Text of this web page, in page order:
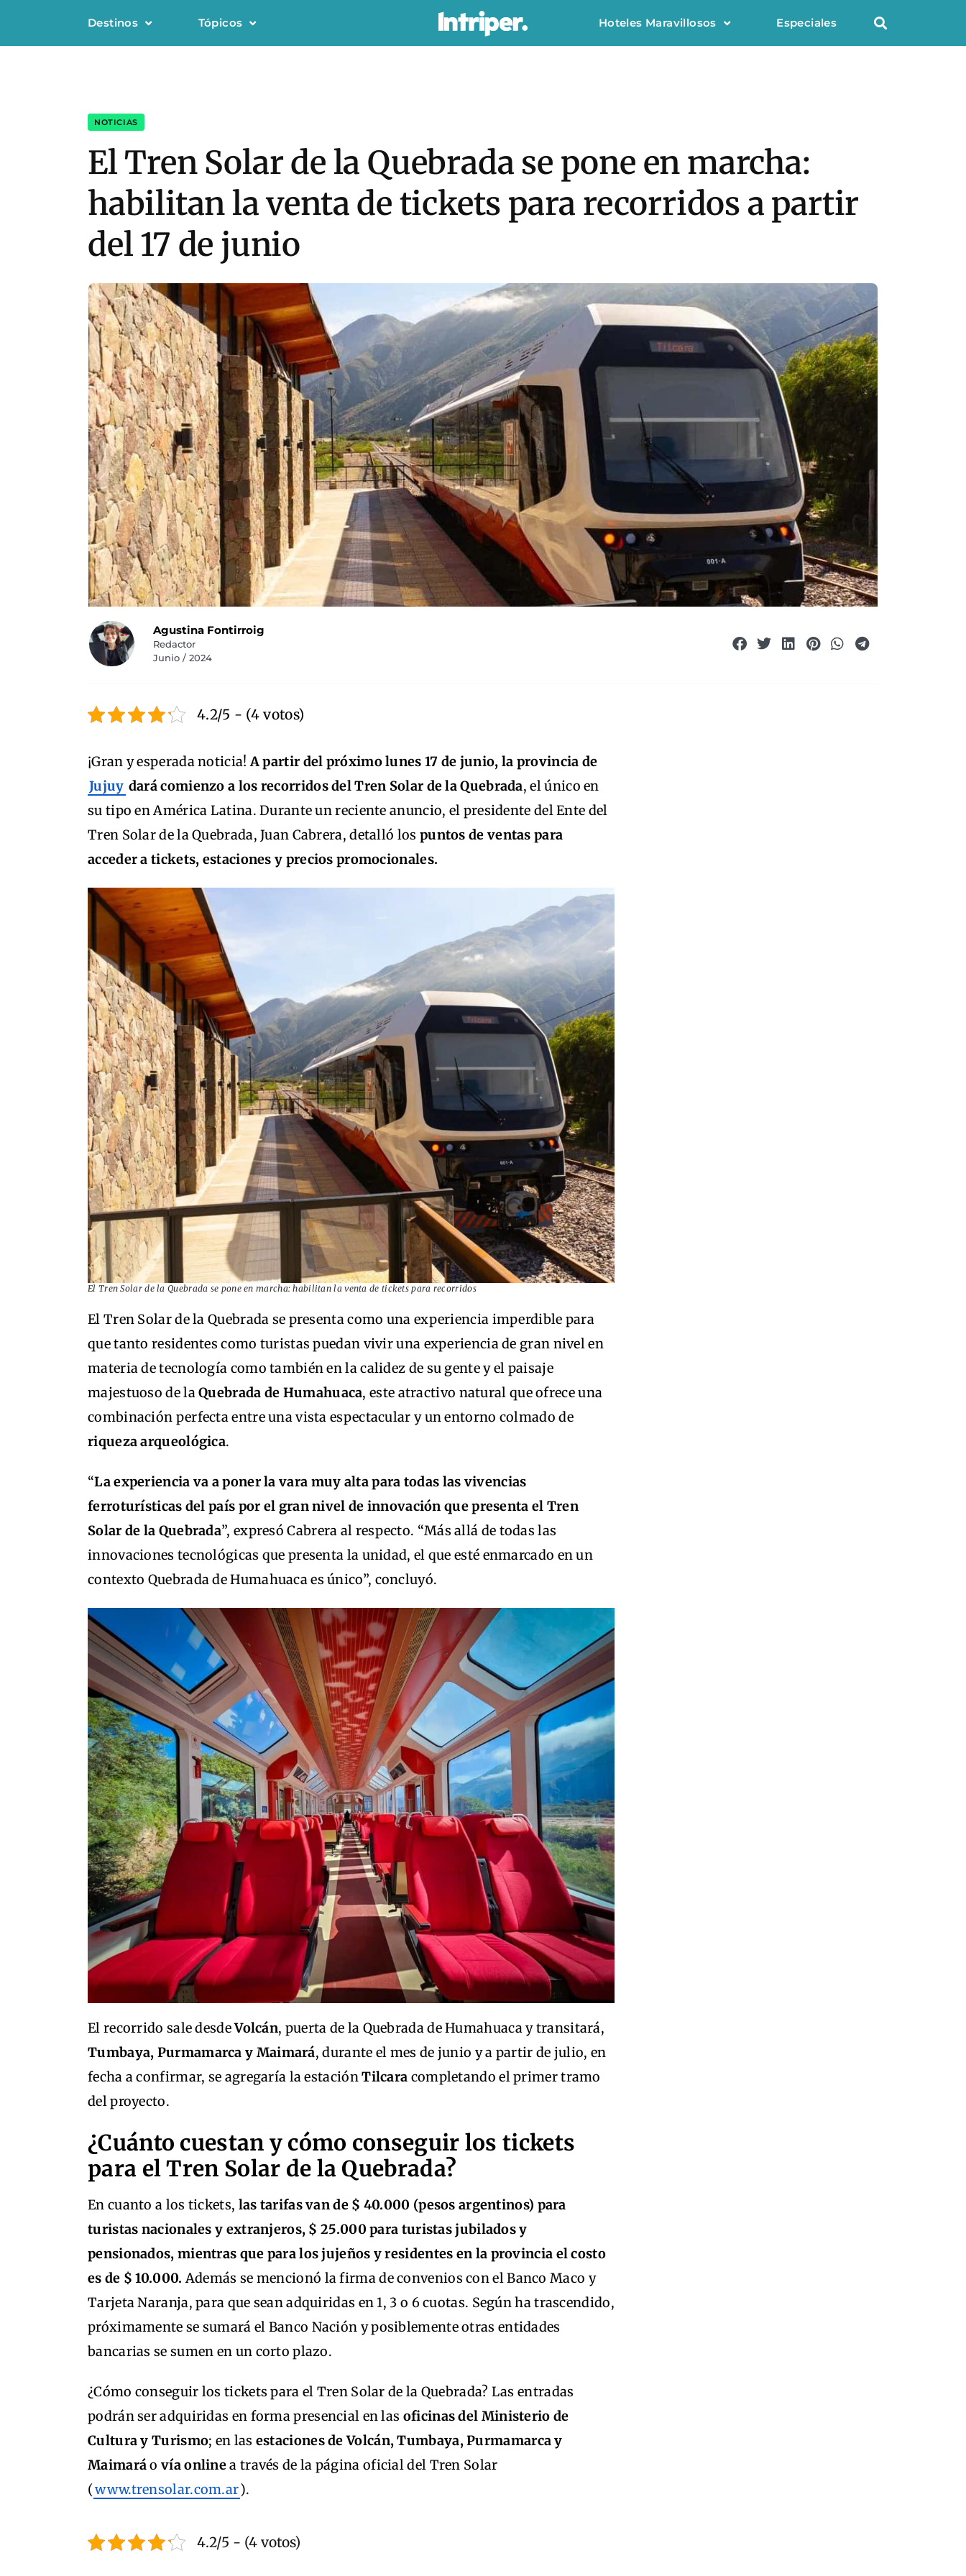
Destinos Tópicos Hoteles Maravillosos Especiales
NOTICIAS
El Tren Solar de la Quebrada se pone en marcha:
habilitan la venta de tickets para recorridos a partir
del 17 de junio
Agustina Fontirroig
Redactor
Junio / 2024
4.2/5 - (4 votos)
¡Gran y esperada noticia!A partir del próximo lunes 17 de junio, la provincia de
Jujuy dará comienzo a los recorridos del Tren Solar de la Quebrada, el único en
su tipo en América Latina. Durante un reciente anuncio, el presidente del Ente del
Tren Solar de la Quebrada, Juan Cabrera, detalló los puntos de ventas para
acceder a tickets, estaciones y precios promocionales.
El Tren Solar de la Quebrada se pone en marcha: habilitan la venta de tickets para recorridos
El Tren Solar de la Quebrada se presenta como una experiencia imperdible para
que tanto residentes como turistas puedan vivir una experiencia de gran nivel en
materia de tecnología como también en la calidez de su gente y el paisaje
majestuoso de laQuebrada de Humahuaca, este atractivo natural que ofrece una
combinación perfecta entre una vista espectacular y un entorno colmado de
riqueza arqueológica.
“La experiencia va a poner la vara muy alta para todas las vivencias
ferroturísticas del país por el gran nivel de innovación que presenta el Tren
Solar de la Quebrada”, expresó Cabrera al respecto. “Más allá de todas las
innovaciones tecnológicas que presenta la unidad, el que esté enmarcado en un
contexto Quebrada de Humahuaca es único”, concluyó.
El recorrido sale desdeVolcán, puerta de la Quebrada de Humahuaca y transitará,
Tumbaya, Purmamarca y Maimará, durante el mes de junio y a partir de julio, en
fecha a confirmar, se agregaría la estaciónTilcara completando el primer tramo
del proyecto.
¿Cuánto cuestan y cómo conseguir los tickets
para el Tren Solar de la Quebrada?
En cuanto a los tickets, las tarifas van de $ 40.000 (pesos argentinos) para
turistas nacionales y extranjeros, $ 25.000 para turistas jubilados y
pensionados, mientras que para los jujeños y residentes en la provincia el costo
es de $ 10.000. Además se mencionó la firma de convenios con el Banco Maco y
Tarjeta Naranja, para que sean adquiridas en 1, 3 o 6 cuotas. Según ha trascendido,
próximamente se sumará el Banco Nación y posiblemente otras entidades
bancarias se sumen en un corto plazo.
¿Cómo conseguir los tickets para el Tren Solar de la Quebrada? Las entradas
podrán ser adquiridas en forma presencial en las oficinas del Ministerio de
Cultura y Turismo; en las estaciones de Volcán, Tumbaya, Purmamarca y
Maimaráovía onlinea través de la página oficial del Tren Solar
(www.trensolar.com.ar).
4.2/5 - (4 votos)